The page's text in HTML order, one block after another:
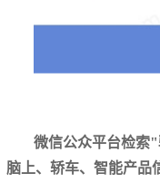
微信公众平台检索
脑上、轿车、智能产品